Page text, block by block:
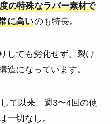
の特殊なラバー素材で
に高いのも特長。
しても劣化せず、裂け
造になっています。
て以来、週3〜4回の使
一切なし。